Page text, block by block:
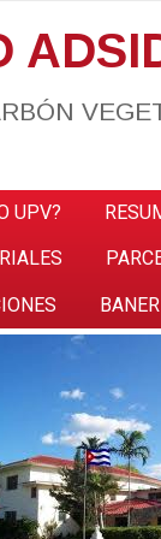
UPV?
BANER